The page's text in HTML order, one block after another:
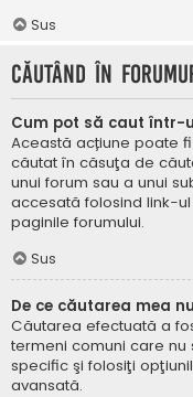
Sus
Căutând în
Cum pot să caut într-
Această acțiune poate
căutat în căsuţa de
unui forum sau a unui
accesată folosind link-
paginile forumului.
Sus
De ce căutarea mea
Căutarea efectuată a
termeni comuni care nu
specific şi folosiţi
avansată.